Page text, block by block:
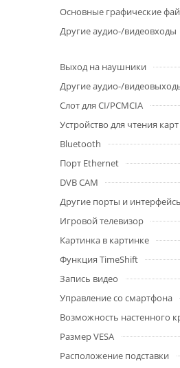
Основные графические
Другие аудио-/видеовходы
Выход на наушники
Другие аудио-/
Слот для CI/PCMCIA
Устройство для чтения
Bluetooth
Порт Ethernet
DVB CAM
Другие порты и
Игровой телевизор
Картинка в картинке
Функция TimeShift
Запись видео
Управление со смартфона
Возможность настенного
Размер VESA
Расположение подставки